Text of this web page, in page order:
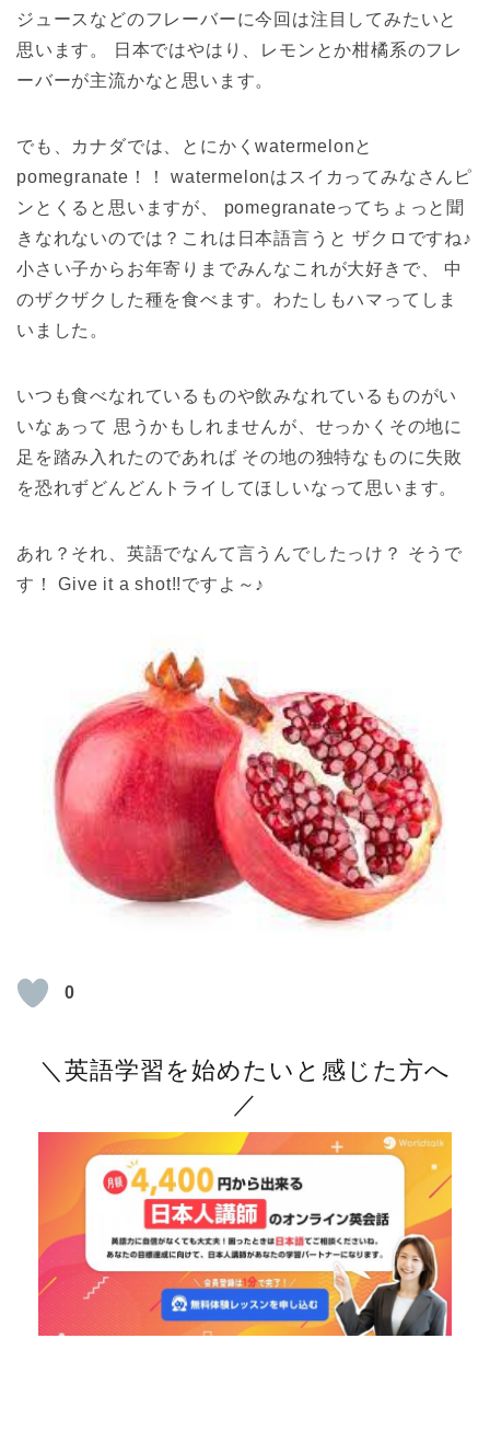
ジュースなどのフレーバーに今回は注目してみたいと
思います。 日本ではやはり、レモンとか柑橘系のフレ
ーバーが主流かなと思います。
でも、カナダでは、とにかくwatermelonと
pomegranate！！ watermelonはスイカってみなさんピ
ンとくると思いますが、 pomegranateってちょっと聞
きなれないのでは？これは日本語言うと ザクロですね♪
小さい子からお年寄りまでみんなこれが大好きで、 中
のザクザクした種を食べます。わたしもハマってしま
いました。
いつも食べなれているものや飲みなれているものがい
いなぁって 思うかもしれませんが、せっかくその地に
足を踏み入れたのであれば その地の独特なものに失敗
を恐れずどんどんトライしてほしいなって思います。
あれ？それ、英語でなんて言うんでしたっけ？ そうで
す！ Give it a shot!!ですよ～♪
0
＼英語学習を始めたいと感じた方へ
／